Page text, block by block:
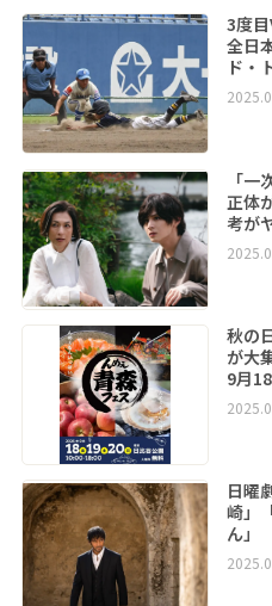
3度
全日
ド・
「
正体
考が
秋の
が大
9月
日曜
崎」
ん」